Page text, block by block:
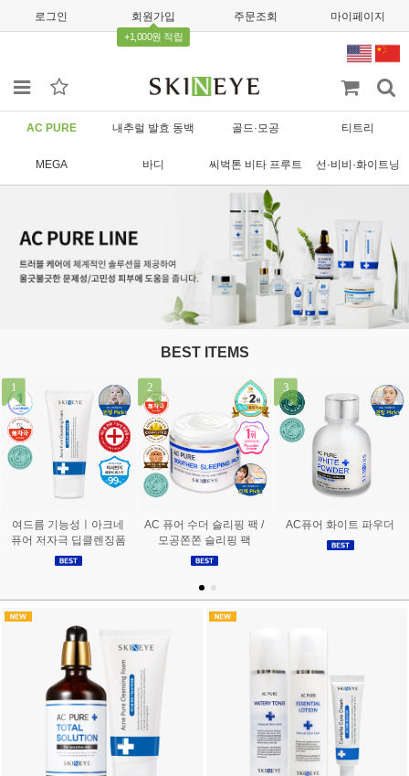
로그인 회원가입
+1,000원 적립
주문조회 마이페이지
AC PURE 내추럴 발효 동백 골드·모공 티트리
MEGA 바디 씨벅톤 비타 프루트 선·비비·화이트닝
BEST ITEMS
1
여드름 기능성ㅣ아크네
퓨어 저자극 딥클렌징폼
2
AC 퓨어 수더 슬리핑 팩 /
모공쫀쫀 슬리핑 팩
3
AC퓨어 화이트 파우더